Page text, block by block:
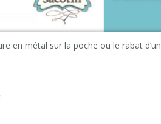
en métal sur la poche ou le rabat d’un